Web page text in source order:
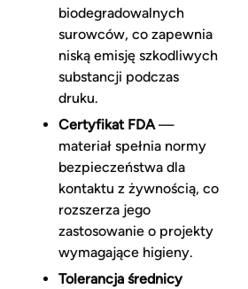
biodegradowalnych
surowców, co zapewnia
niską emisję szkodliwych
substancji podczas
druku.
Certyfikat FDA—
materiał spełnia normy
bezpieczeństwa dla
kontaktu z żywnością, co
rozszerza jego
zastosowanie o projekty
wymagające higieny.
Tolerancja średnicy